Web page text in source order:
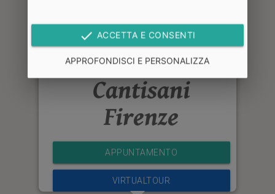
Immobiliare
Cantisani
Firenze
APPUNTAMENTO
VIRTUALTOUR
done ACCETTA E CONSENTI
APPROFONDISCI E PERSONALIZZA